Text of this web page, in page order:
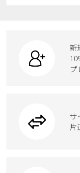
カジュアルシ
ワークシューズ
ウェア
ローファー
ブーツ
スクール
ボディバッグ
ハンドバッグ
トートバッグ
ケア用品
新
プ
サ
片